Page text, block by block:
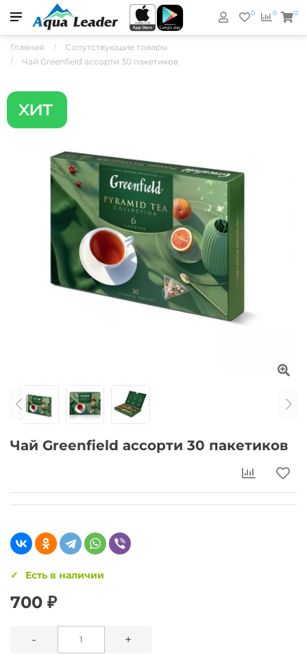
0
0 0
Главная
Сопутствующие товары
Чай Greenfield ассорти 30 пакетиков
Чай Greenfield ассорти 30 пакетиков
Есть в наличии
700 ₽
- +